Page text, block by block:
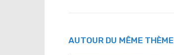
AUTOUR DU MÊME THÈME